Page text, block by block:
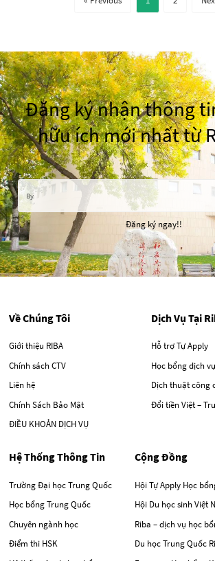
Đăng ký nhận thông
hữu ích mới nhất từ
Đăng ký ngay!!
Về Chúng Tôi
Giới thiệu RIBA
Chính sách CTV
Liên hệ
Chính Sách Bảo Mật
ĐIỀU KHOẢN DỊCH VỤ
Dịch Vụ Tại
Hỗ trợ Tự Apply
Học bổng dịch vụ
Dịch thuật công
Đổi tiền Việt –
Hệ Thống Thông Tin
Trường Đại học Trung Quốc
Học bổng Trung Quốc
Chuyên ngành học
Điểm thi HSK
Cộng Đồng
Hội Tự Apply Học
Hội Du học sinh Việt
Riba – dịch vụ học
Du học Trung Quốc